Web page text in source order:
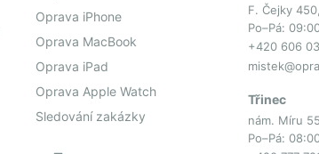
Oprava iPhone
Oprava MacBook
Oprava iPad
Oprava Apple Watch
Sledování zakázky
F. Čejky
Po–Pá:
+420 606
Třinec
nám. Míru
Po–Pá: